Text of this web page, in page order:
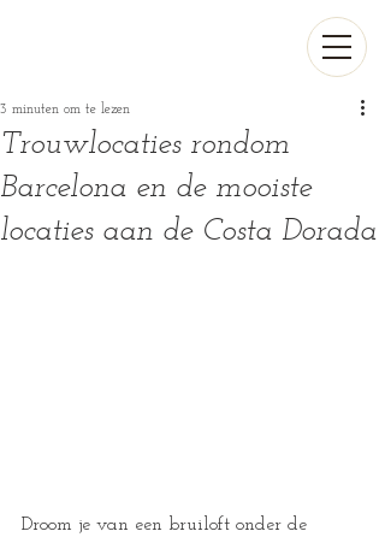
Trouwlocaties rondom
Barcelona en de mooiste
locaties aan de Costa Dorada
3 minuten om te lezen
Droom je van een bruiloft onder de